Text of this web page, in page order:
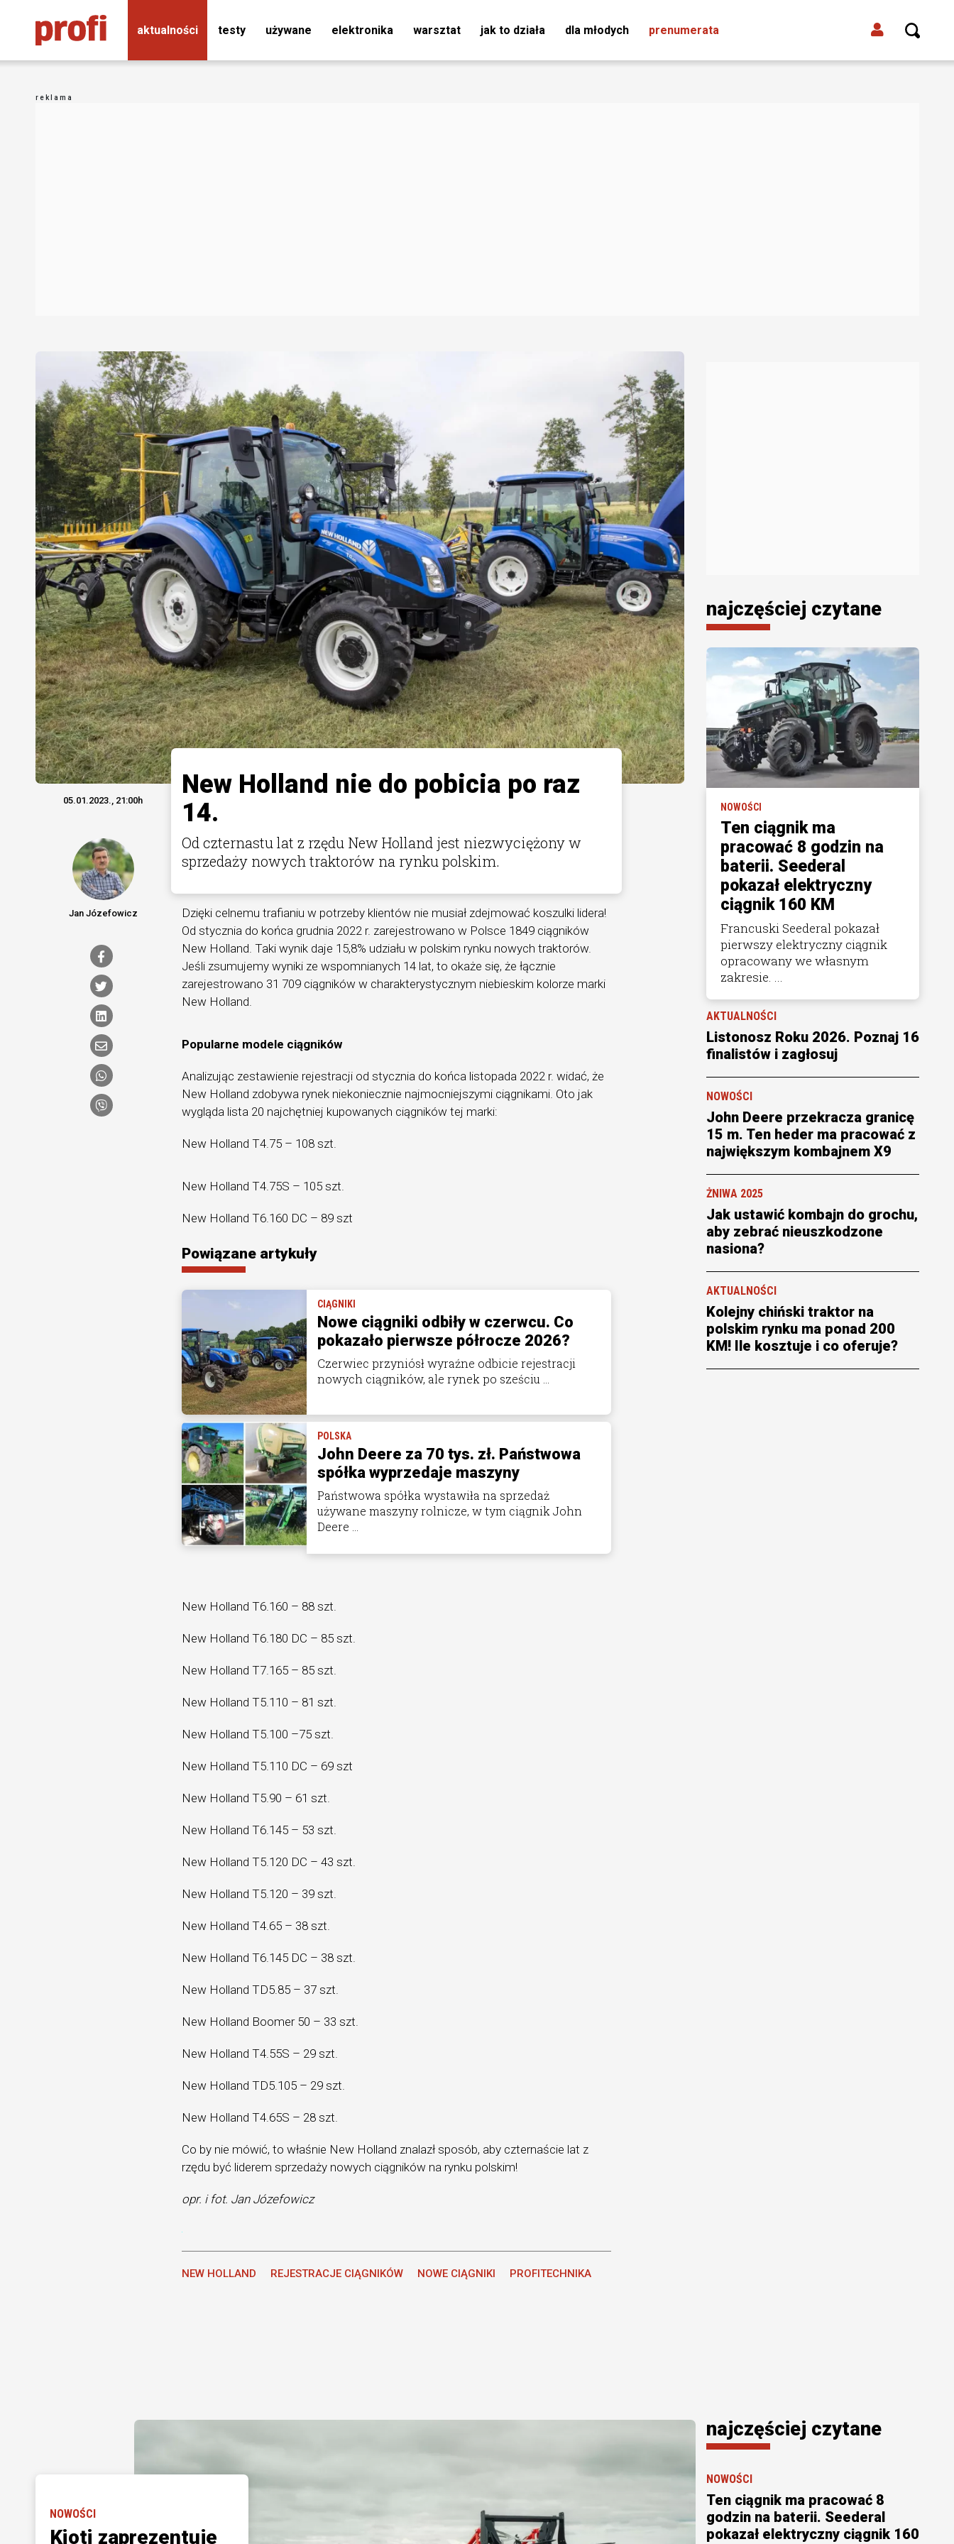
aktualności testy używane elektronika warsztat jak to działa dla młodych prenumerata
New Holland nie do pobicia po raz
14.
Od czternastu lat z rzędu New Holland jest niezwyciężony w
sprzedaży nowych traktorów na rynku polskim.
05.01.2023., 21:00h
Jan Józefowicz
Dzięki celnemu trafianiu w potrzeby klientów nie musiał zdejmować koszulki lidera!
Od stycznia do końca grudnia 2022 r. zarejestrowano w Polsce 1849 ciągników
New Holland. Taki wynik daje 15,8% udziału w polskim rynku nowych traktorów.
Jeśli zsumujemy wyniki ze wspomnianych 14 lat, to okaże się, że łącznie
zarejestrowano 31 709 ciągników w charakterystycznym niebieskim kolorze marki
New Holland.
Popularne modele ciągników
Analizując zestawienie rejestracji od stycznia do końca listopada 2022 r. widać, że
New Holland zdobywa rynek niekoniecznie najmocniejszymi ciągnikami. Oto jak
wygląda lista 20 najchętniej kupowanych ciągników tej marki:
New Holland T4.75 – 108 szt.
New Holland T4.75S – 105 szt.
New Holland T6.160 DC – 89 szt
Powiązane artykuły
CIĄGNIKI
Nowe ciągniki odbiły w czerwcu. Co
pokazało pierwsze półrocze 2026?
Czerwiec przyniósł wyraźne odbicie rejestracji
nowych ciągników, ale rynek po sześciu ...
POLSKA
John Deere za 70 tys. zł. Państwowa
spółka wyprzedaje maszyny
Państwowa spółka wystawiła na sprzedaż
używane maszyny rolnicze, w tym ciągnik John
Deere ...
New Holland T6.160 – 88 szt.
New Holland T6.180 DC – 85 szt.
New Holland T7.165 – 85 szt.
New Holland T5.110 – 81 szt.
New Holland T5.100 –75 szt.
New Holland T5.110 DC – 69 szt
New Holland T5.90 – 61 szt.
New Holland T6.145 – 53 szt.
New Holland T5.120 DC – 43 szt.
New Holland T5.120 – 39 szt.
New Holland T4.65 – 38 szt.
New Holland T6.145 DC – 38 szt.
New Holland TD5.85 – 37 szt.
New Holland Boomer 50 – 33 szt.
New Holland T4.55S – 29 szt.
New Holland TD5.105 – 29 szt.
New Holland T4.65S – 28 szt.
Co by nie mówić, to właśnie New Holland znalazł sposób, aby czternaście lat z
rzędu być liderem sprzedaży nowych ciągników na rynku polskim!
opr. i fot. Jan Józefowicz
NEW HOLLAND REJESTRACJE CIĄGNIKÓW NOWE CIĄGNIKI PROFITECHNIKA
najczęściej czytane
NOWOŚCI
Ten ciągnik ma
pracować 8 godzin na
baterii. Seederal
pokazał elektryczny
ciągnik 160 KM
Francuski Seederal pokazał
pierwszy elektryczny ciągnik
opracowany we własnym
zakresie. ...
AKTUALNOŚCI
Listonosz Roku 2026. Poznaj 16
finalistów i zagłosuj
NOWOŚCI
John Deere przekracza granicę
15 m. Ten heder ma pracować z
największym kombajnem X9
ŻNIWA 2025
Jak ustawić kombajn do grochu,
aby zebrać nieuszkodzone
nasiona?
AKTUALNOŚCI
Kolejny chiński traktor na
polskim rynku ma ponad 200
KM! Ile kosztuje i co oferuje?
NOWOŚCI
Kioti zaprezentuje
najczęściej czytane
NOWOŚCI
Ten ciągnik ma pracować 8
godzin na baterii. Seederal
pokazał elektryczny ciągnik 160